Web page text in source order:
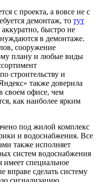
с проекта, а вовсе не с
демонтаж, то тут
быстро не
в демонтаже.
сооружение
плану и любые виды
строительству и
также доверила
своем офисе, чем
как наиболее ярким
под жилой комплекс
и водоснабжения. Все
также исполняет
систем водоснабжения
специальное
вправе сделать систему